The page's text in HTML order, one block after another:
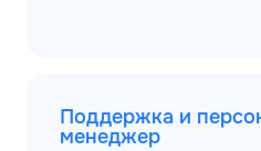
Поддержка и
менеджер